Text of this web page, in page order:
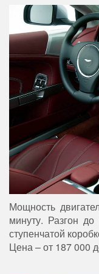
Мощность
минуту. Разгон
ступенчатой
Цена – от 187 000